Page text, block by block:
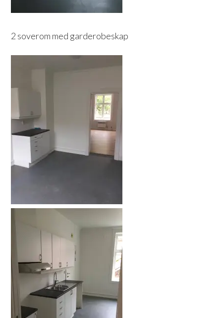
2 soverom med garderobeskap